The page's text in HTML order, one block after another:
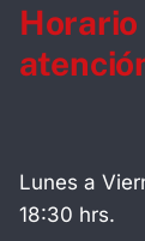
Horario
Lunes a
18:30 hrs.